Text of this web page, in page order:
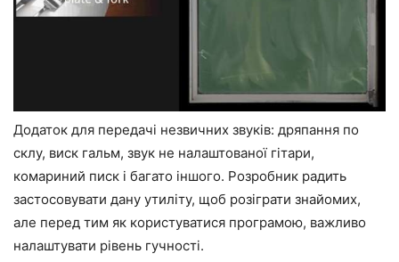
Додаток для передачі незвичних звуків: дряпання по
склу, виск гальм, звук не налаштованої гітари,
комариний писк і багато іншого. Розробник радить
застосовувати дану утиліту, щоб розіграти знайомих,
але перед тим як користуватися програмою, важливо
налаштувати рівень гучності.